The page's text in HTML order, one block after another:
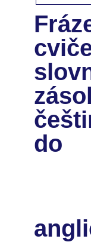
do